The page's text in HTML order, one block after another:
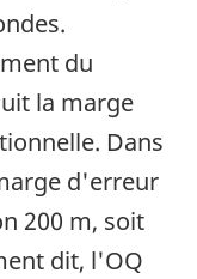
du
la marge
Dans
d'erreur
200 m, soit
dit, l'OQ